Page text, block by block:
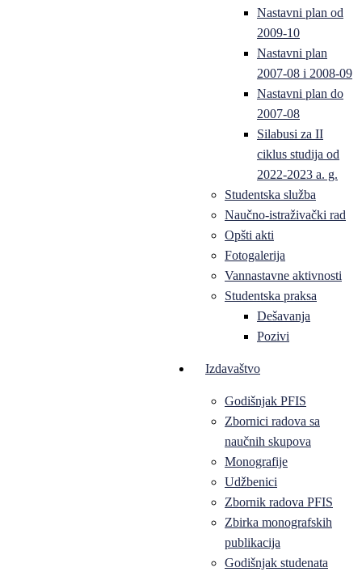
Nastavni plan od
2009-10
Nastavni plan
2007-08 i 2008-09
Nastavni plan do
2007-08
Silabusi za II
ciklus studija od
2022-2023 a. g.
Studentska služba
Naučno-istraživački rad
Opšti akti
Fotogalerija
Vannastavne aktivnosti
Studentska praksa
Dešavanja
Pozivi
Izdavaštvo
Godišnjak PFIS
Zbornici radova sa
naučnih skupova
Monografije
Udžbenici
Zbornik radova PFIS
Zbirka monografskih
publikacija
Godišnjak studenata